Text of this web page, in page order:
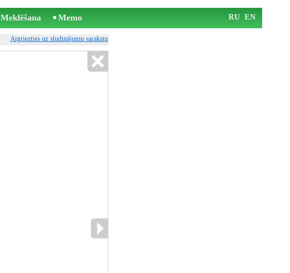
Meklēšana Memo RU EN
Atgriezties uz sludinājumu sarakstu